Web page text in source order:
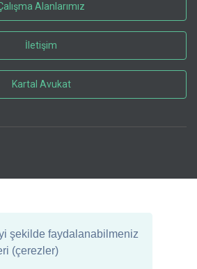
şekilde faydalanabilmeniz
(çerezler)
Alanlarımız
İletişim
Kartal Avukat